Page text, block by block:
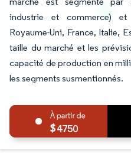
industrie et commerce) et
Royaume-Uni, France, Italie,
taille du marché et les
capacité de production en
les segments susmentionnés.
4750